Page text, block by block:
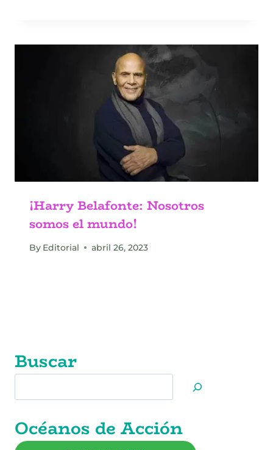
¡Harry Belafonte: Nosotros
somos el mundo!
By Editorial abril 26, 2023
Buscar
Océanos de Acción